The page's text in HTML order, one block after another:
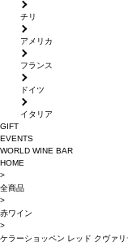
チリ
アメリカ
フランス
ドイツ
イタリア
GIFT
EVENTS
WORLD WINE BAR
HOME
>
全商品
>
赤ワイン
>
ケラーショッペン レッド クヴァ